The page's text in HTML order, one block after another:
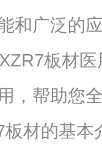
和广泛的
板材
，帮助您
材的基